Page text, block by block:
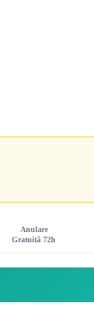
Anulare
Gratuită 72h